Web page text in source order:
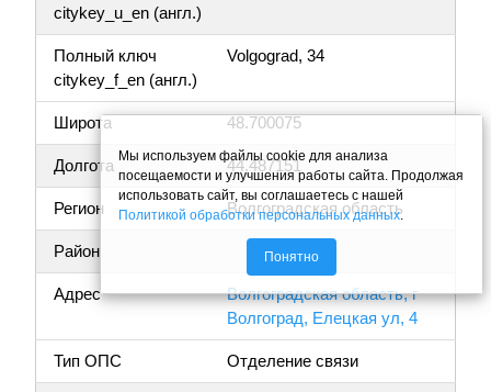
citykey_u_en (англ.)
Полный ключ
citykey_f_en (англ.)
Volgograd, 34
Широта 48.700075
Долгота 44.487151
Регион Волгоградская область
Район
Адрес
Волгоградская область, г
Волгоград, Елецкая ул, 4
Тип ОПС Отделение связи
Мы используем файлы cookie для анализа
посещаемости и улучшения работы сайта. Продолжая
использовать сайт, вы соглашаетесь с нашей
Политикой обработки персональных данных.
Понятно